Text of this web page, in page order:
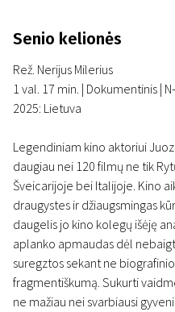
Senio kelionės
Rež. Nerijus Milerius
1 val. 17 min. | Dokumentinis |
2025: Lietuva
Legendiniam kino aktoriui
daugiau nei 120 filmų ne tik
Šveicarijoje bei Italijoje. Kino
draugystes ir džiaugsmingas
daugelis jo kino kolegų išėję
aplanko apmaudas dėl
suregztos sekant ne
fragmentiškumą. Sukurti
ne mažiau nei svarbiausi